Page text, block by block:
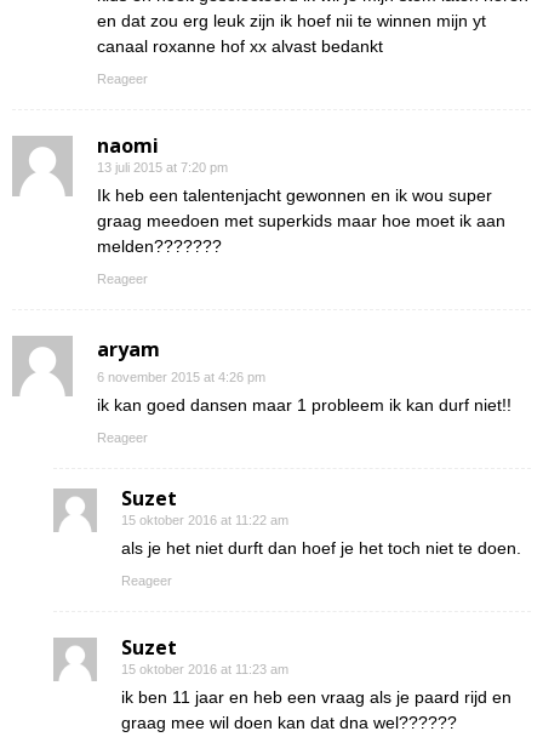
en dat zou erg leuk zijn ik hoef nii te winnen mijn yt
canaal roxanne hof xx alvast bedankt
Reageer
naomi
13 juli 2015 at 7:20 pm
Ik heb een talentenjacht gewonnen en ik wou super
graag meedoen met superkids maar hoe moet ik aan
melden???????
Reageer
aryam
6 november 2015 at 4:26 pm
ik kan goed dansen maar 1 probleem ik kan durf niet!!
Reageer
Suzet
15 oktober 2016 at 11:22 am
als je het niet durft dan hoef je het toch niet te doen.
Reageer
Suzet
15 oktober 2016 at 11:23 am
ik ben 11 jaar en heb een vraag als je paard rijd en
graag mee wil doen kan dat dna wel??????